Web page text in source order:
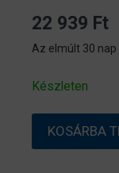
22 939 Ft
Az elmúlt 30
Készleten
EPSON
KOSÁRBA